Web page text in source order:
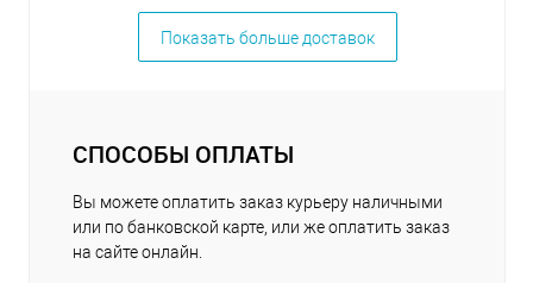
Показать больше доставок
СПОСОБЫ ОПЛАТЫ
Вы можете оплатить заказ курьеру наличными
или по банковской карте, или же оплатить заказ
на сайте онлайн.